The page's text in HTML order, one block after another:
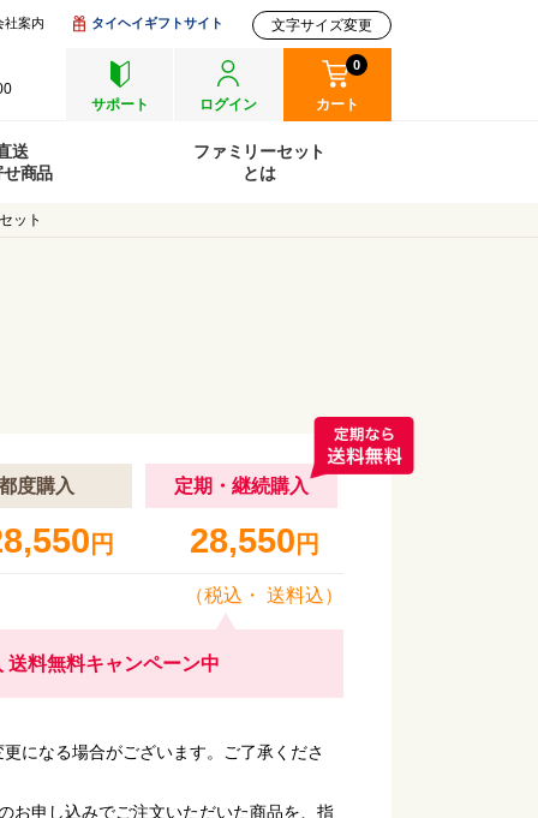
サポート
ログイン カート
0
社案内 タイヘイギフトサイト 文字サイズ変更
送
せ商品
ファミリーセット
とは
ット
度購入 定期 ・継続購入
円 28,550 円
（税込・ 送料込）
送料無料キャンペーン中
になる場合がございます。ご了承くださ
お申し込みでご注文いただいた商品を、指